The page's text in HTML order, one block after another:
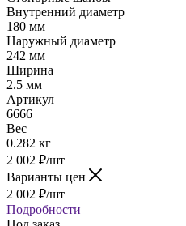
Внутренний диаметр
180 мм
Наружный диаметр
242 мм
Ширина
2.5 мм
Артикул
6666
Вес
0.282 кг
2 002 ₽/шт
Варианты цен
2 002 ₽/шт
Подробности